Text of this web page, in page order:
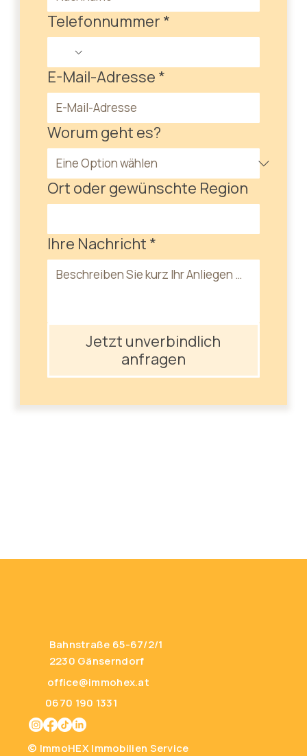
Telefonnummer *
E-Mail-Adresse *
Worum geht es?
Ort oder gewünschte Region
Ihre Nachricht *
Jetzt unverbindlich
anfragen
Bahnstraße 65-67/2/1
2230 Gänserndorf
office@immohex.at
0670 190 1331
© ImmoHEX Immobilien Service